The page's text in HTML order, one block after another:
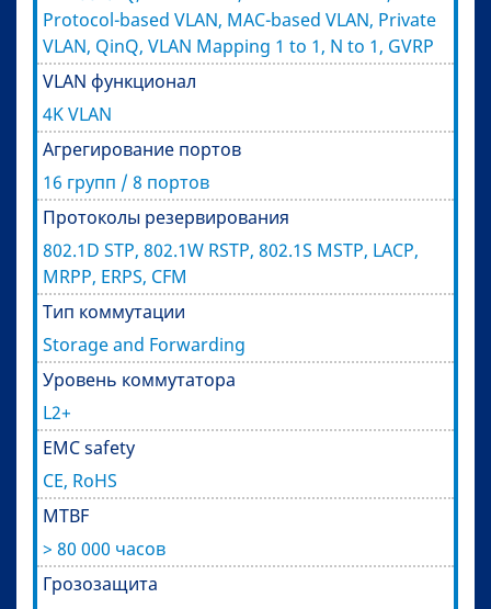
Protocol-based VLAN, MAC-based VLAN, Private
VLAN, QinQ, VLAN Mapping 1 to 1, N to 1, GVRP
VLAN функционал
4K VLAN
Агрегирование портов
16 групп / 8 портов
Протоколы резервирования
802.1D STP, 802.1W RSTP, 802.1S MSTP, LACP,
MRPP, ERPS, CFM
Тип коммутации
Storage and Forwarding
Уровень коммутатора
L2+
EMC safety
CE, RoHS
MTBF
> 80 000 часов
Грозозащита